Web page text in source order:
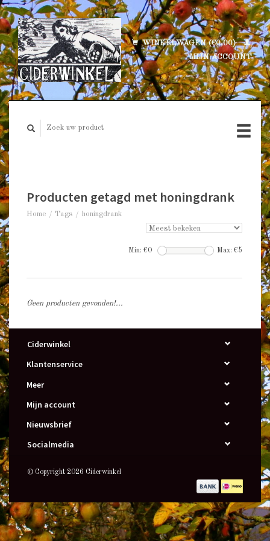
WINKELWAGEN (€0,00)
MIJN ACCOUNT
Producten getagd met honingdrank
Home / Tags / honingdrank
Min: €0 Max: €5
Geen producten gevonden!...
Ciderwinkel
Klantenservice
Meer
Mijn account
Nieuwsbrief
Socialmedia
© Copyright 2026 Ciderwinkel